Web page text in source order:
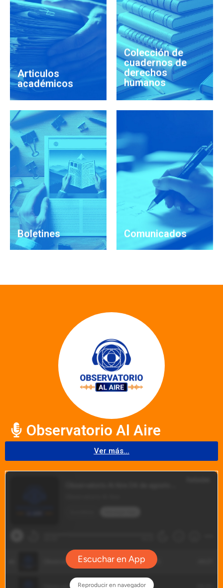
Articulos
académicos
Ver articulos
académicos
Colección de
cuadernos de
derechos
humanos
Ver colección
Boletines
Ver boletines
Comunicados
Ver Comunicados
Observatorio Al Aire
Ver más...